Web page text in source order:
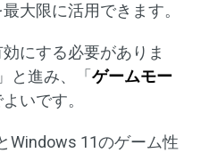
大限に活用できます。
にする必要がありま
」と進み、「 ゲームモー
いです。
Windows 11のゲーム性